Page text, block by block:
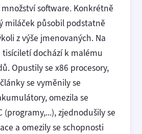
software. Konkrétně
miláček působil podstatně
z výše jmenovaných. Na
dochází k malému
Opustily se x86 procesory,
se vyměnily se
omezila se
zjednodušily se
a omezily se schopnosti